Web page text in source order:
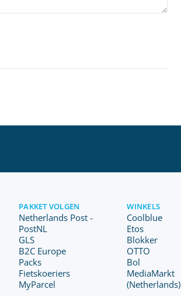
PAKKET VOLGEN
Netherlands Post -
PostNL
GLS
B2C Europe
Packs
Fietskoeriers
MyParcel
WINKELS
Coolblue
Etos
Blokker
OTTO
Bol
MediaMarkt
(Netherlands)